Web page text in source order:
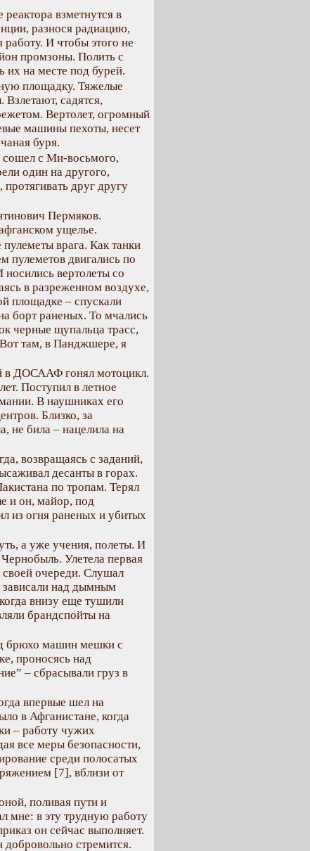
взметнутся в
разнося радиацию,
И чтобы этого не
промзоны. Полить с
их на месте под бурей.
площадку. Тяжелые
садятся,
Вертолет, огромный
машины пехоты, несет
буря.
сошел с Ми-восьмого,
один на другого,
друг другу
Пермяков.
ущелье.
врага. Как танки
пулеметов двигались по
вертолеты со
в разреженном воздухе,
площадке – спускали
борт раненых. То мчались
черные щупальца трасс,
там, в Панджшере, я
в ДОСААФ гонял мотоцикл.
Поступил в летное
В наушниках его
Близко, за
не била – нацелила на
возвращаясь с заданий,
десанты в горах.
по тропам. Терял
и он, майор, под
из огня раненых и убитых
а уже учения, полеты. И
Улетела первая
очереди. Слушал
зависали над дымным
внизу еще тушили
брандспойты на
брюхо машин мешки с
проносясь над
– сбрасывали груз в
впервые шел на
в Афганистане, когда
– работу чужих
все меры безопасности,
среди полосатых
[7], вблизи от
поливая пути и
мне: в эту трудную работу
он сейчас выполняет.
стремится.